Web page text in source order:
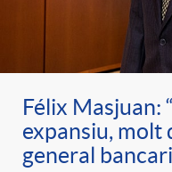
Félix Masjuan:
expansiu, molt
general